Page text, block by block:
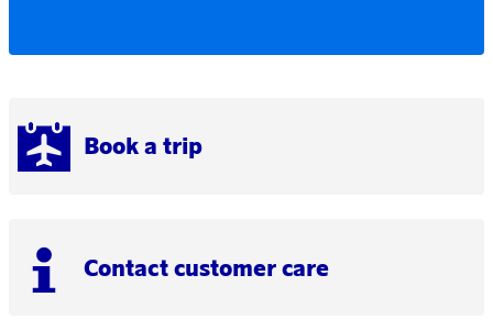
Book a trip
Contact customer care